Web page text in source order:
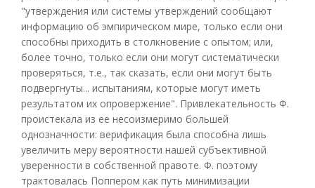
"утверждения или системы утверждений сообщают
информацию об эмпирическом мире, только если они
способны приходить в столкновение с опытом; или,
более точно, только если они могут систематически
проверяться, т.е., так сказать, если они могут быть
подвергнуты... испытаниям, которые могут иметь
результатом их опровержение". Привлекательность Ф.
проистекала из ее несоизмеримо большей
однозначности: верификация была способна лишь
увеличить меру вероятности нашей субъективной
уверенности в собственной правоте. Ф. поэтому
трактовалась Поппером как путь минимизации